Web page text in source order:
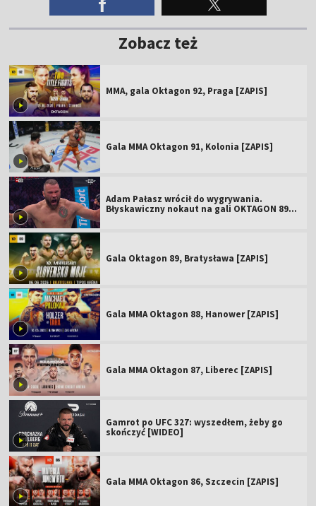
Zobacz też
MMA, gala Oktagon 92, Praga [ZAPIS]
Gala MMA Oktagon 91, Kolonia [ZAPIS]
Adam Pałasz wrócił do wygrywania.
Błyskawiczny nokaut na gali OKTAGON 89
Gala Oktagon 89, Bratysława [ZAPIS]
Gala MMA Oktagon 88, Hanower [ZAPIS]
Gala MMA Oktagon 87, Liberec [ZAPIS]
Gamrot po UFC 327: wyszedłem, żeby go
skończyć [WIDEO]
Gala MMA Oktagon 86, Szczecin [ZAPIS]